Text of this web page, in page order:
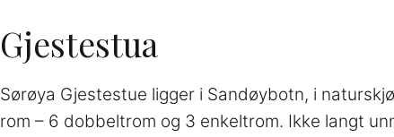
Gjestestua
Sørøya Gjestestue ligger i Sandøybotn, i
rom – 6 dobbeltrom og 3 enkeltrom. Ikke langt